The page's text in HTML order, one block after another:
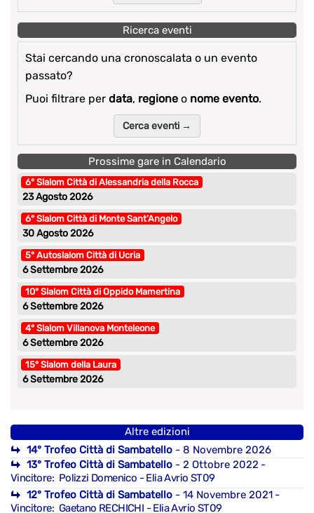
Ricerca eventi
Stai cercando una cronoscalata o un evento
passato?
Puoi filtrare per data, regione o nome evento.
Cerca eventi →
Prossime gare in Calendario
6° Slalom Città di Alessandria della Rocca
23 Agosto 2026
6° Slalom Città di Monte Sant’Angelo
30 Agosto 2026
5° Autoslalom Città di Ucria
6 Settembre 2026
10° Slalom Città di Oppido Mamertina
6 Settembre 2026
4° Slalom Villanova Monteleone
6 Settembre 2026
15° Slalom della Laura
6 Settembre 2026
Altre edizioni
14° Trofeo Città di Sambatello - 8 Novembre 2026
13° Trofeo Città di Sambatello - 2 Ottobre 2022 -
Vincitore: Polizzi Domenico - Elia Avrio ST09
12° Trofeo Città di Sambatello - 14 Novembre 2021 -
Vincitore: Gaetano RECHICHI - Elia Avrio ST09